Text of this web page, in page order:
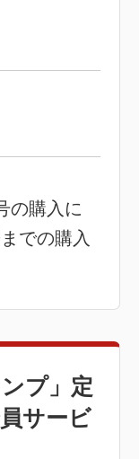
の購入に
での購入
プ」定
サービ